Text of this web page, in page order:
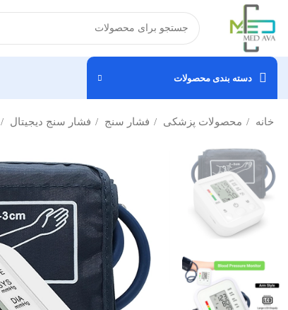
دسته بندی محصولات
خانه محصولات پزشکی فشار سنج فشار سنج دیجیتال